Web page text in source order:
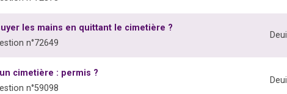
les mains en quittant le cimetière ?
n°72649
Deuil
cimetière : permis ?
n°59098
Deuil